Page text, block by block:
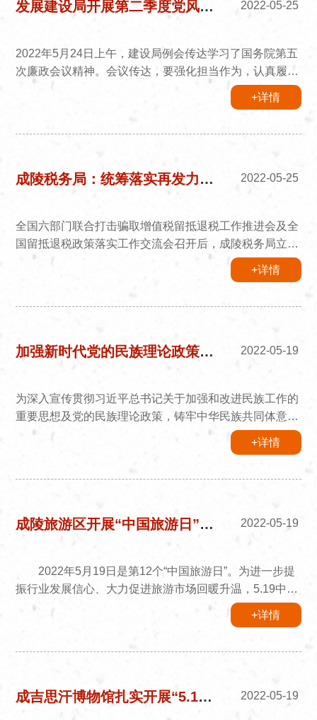
存在的主要问题、加强和规范党内政治生活的主要内容等
发展建设局开展第二季度党风廉政建设例会 2022-05-25
2022年5月24日上午，建设局例会传达学习了国务院第五
次廉政会议精神。会议传达，要强化担当作为，认真履行
好建设部门的职责任务，加快推动落实市委、市政府各项
决策部署落实落地，用心用情用力做好各项工作。要筑牢
积极寻找克服困难的具体对策，以实干苦干加巧干高质高
+详情
成陵税务局：统筹落实再发力， 扛牢责任提质效 2022-05-25
全国六部门联合打击骗取增值税留抵退税工作推进会及全
国留抵退税政策落实工作交流会召开后，成陵税务局立即
行动，全面贯彻落实会议精神，借鉴先进经验，明确下一
阶段工作目标，统筹各项工作任务，切实提升工作质效。
容，要从讲政治的高度狠抓落实。完善制度机制建设，流
+详情
加强新时代党的民族理论政策宣传教育 2022-05-19
为深入宣传贯彻习近平总书记关于加强和改进民族工作的
重要思想及党的民族理论政策，铸牢中华民族共同体意
识，巩固和发展平等、团结、互助、和谐的社会主义民族
关系，2022年5月18日，成吉思汗陵旅游区民族事务和文
物管理局在旅游景区开展了“深入宣传贯彻党的民族理论
《中国共产党统一战线工作条例内蒙古自治区促进民族团
+详情
成陵旅游区开展“中国旅游日”主题活动 2022-05-19
2022年5月19日是第12个“中国旅游日”。为进一步提
振行业发展信心、大力促进旅游市场回暖升温，5.19中国
旅游日，成陵旅游区开展了一系列旅游宣传活动。 一
是积极参加2022年“5.19中国旅游日”鄂尔多斯主题活动和
游客介绍成陵旅游区旅游资源、提供咨询服务，受到了广
+详情
成吉思汗博物馆扎实开展“5.18国际博物馆日”宣传教育活动 2022-05-19